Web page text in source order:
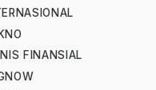
FINANSIAL